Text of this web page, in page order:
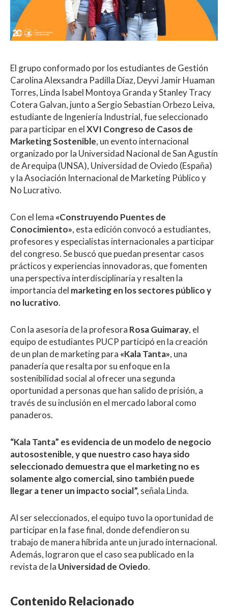
El grupo conformado por los estudiantes de Gestión
Carolina Alexsandra Padilla Diaz, Deyvi Jamir Huaman
Torres, Linda Isabel Montoya Granda y Stanley Tracy
Cotera Galvan, junto a Sergio Sebastian Orbezo Leiva,
estudiante de Ingeniería Industrial, fue seleccionado
para participar en elXVI Congreso de Casos de
Marketing Sostenible, un evento internacional
organizado por la Universidad Nacional de San Agustín
de Arequipa (UNSA), Universidad de Oviedo (España)
y la Asociación Internacional de Marketing Público y
No Lucrativo.
Con el lema «Construyendo Puentes de
Conocimiento», esta edición convocó a estudiantes,
profesores y especialistas internacionales a participar
del congreso. Se buscó que puedan presentar casos
prácticos y experiencias innovadoras, que fomenten
una perspectiva interdisciplinaria y resalten la
importancia del marketing en los sectores público y
no lucrativo.
Con la asesoría de la profesora Rosa Guimaray, el
equipo de estudiantes PUCP participó en la creación
de un plan de marketing para «Kala Tanta», una
panadería que resalta por su enfoque en la
sostenibilidad social al ofrecer una segunda
oportunidad a personas que han salido de prisión, a
través de su inclusión en el mercado laboral como
panaderos.
“Kala Tanta” es evidencia de un modelo de negocio
autosostenible, y que nuestro caso haya sido
seleccionado demuestra que el marketing no es
solamente algo comercial, sino también puede
llegar a tener un impacto social”, señala Linda.
Al ser seleccionados, el equipo tuvo la oportunidad de
participar en la fase final, donde defendieron su
trabajo de manera híbrida ante un jurado internacional.
Además, lograron que el caso sea publicado en la
revista de la Universidad de Oviedo.
Contenido Relacionado